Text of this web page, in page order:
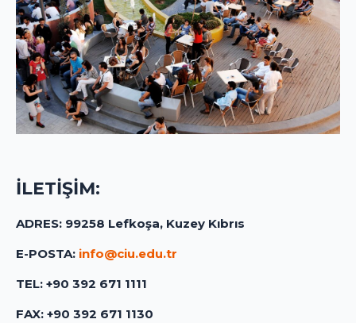
İLETİŞİM:
ADRES: 99258 Lefkoşa, Kuzey Kıbrıs
E-POSTA: info@ciu.edu.tr
TEL: +90 392 671 1111
FAX: +90 392 671 1130